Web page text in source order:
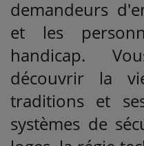
demandeurs
et les
handicap.
découvrir la
traditions et
systèmes de